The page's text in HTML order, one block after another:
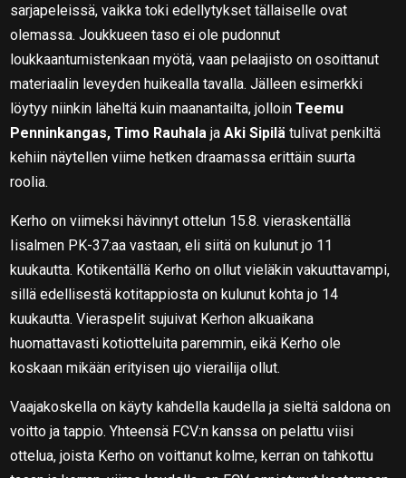
sarjapeleissä, vaikka toki edellytykset tällaiselle ovat
olemassa. Joukkueen taso ei ole pudonnut
loukkaantumistenkaan myötä, vaan pelaajisto on osoittanut
materiaalin leveyden huikealla tavalla. Jälleen esimerkki
löytyy niinkin läheltä kuin maanantailta, jolloinTeemu
Penninkangas, Timo RauhalajaAki Sipilätulivat penkiltä
kehiin näytellen viime hetken draamassa erittäin suurta
roolia.
Kerho on viimeksi hävinnyt ottelun 15.8. vieraskentällä
Iisalmen PK-37:aa vastaan, eli siitä on kulunut jo 11
kuukautta. Kotikentällä Kerho on ollut vieläkin vakuuttavampi,
sillä edellisestä kotitappiosta on kulunut kohta jo 14
kuukautta. Vieraspelit sujuivat Kerhon alkuaikana
huomattavasti kotiotteluita paremmin, eikä Kerho ole
koskaan mikään erityisen ujo vierailija ollut.
Vaajakoskella on käyty kahdella kaudella ja sieltä saldona on
voitto ja tappio. Yhteensä FCV:n kanssa on pelattu viisi
ottelua, joista Kerho on voittanut kolme, kerran on tahkottu